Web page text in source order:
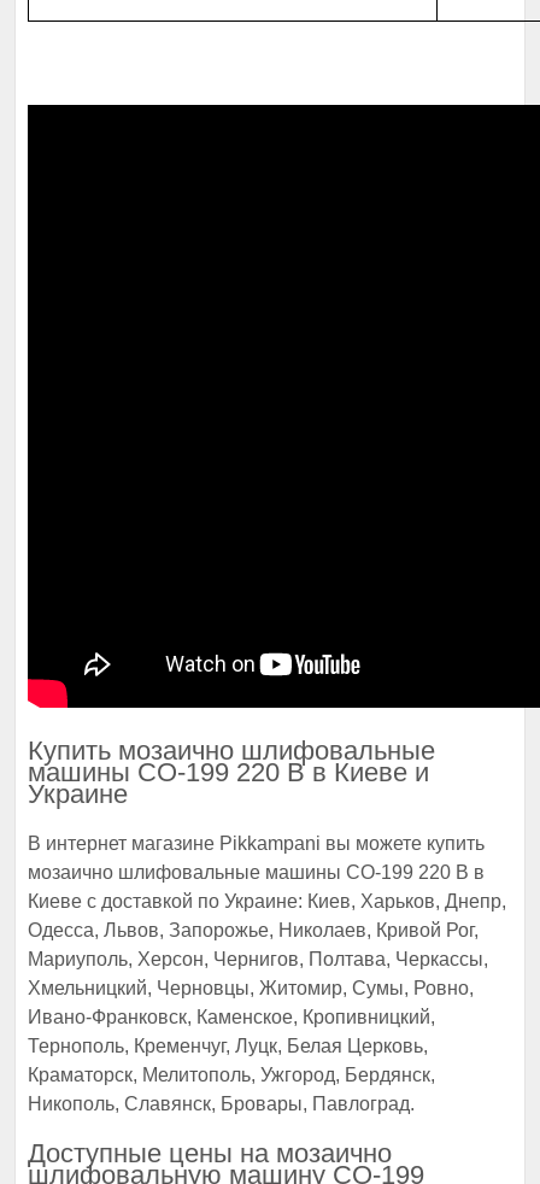
Купить мозаично шлифовальные
машины СО-199 220 В в Киеве и
Украине
В интернет магазине Pikkampani вы можете купить
мозаично шлифовальные машины СО-199 220 В в
Киеве с доставкой по Украине: Киев, Харьков, Днепр,
Одесса, Львов, Запорожье, Николаев, Кривой Рог,
Мариуполь, Херсон, Чернигов, Полтава, Черкассы,
Хмельницкий, Черновцы, Житомир, Сумы, Ровно,
Ивано-Франковск, Каменское, Кропивницкий,
Тернополь, Кременчуг, Луцк, Белая Церковь,
Краматорск, Мелитополь, Ужгород, Бердянск,
Никополь, Славянск, Бровары, Павлоград.
Доступные цены на мозаично
шлифовальную машину СО-199